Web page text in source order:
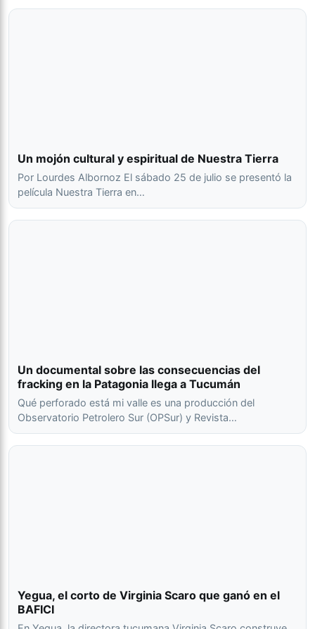
Un mojón cultural y espiritual de Nuestra Tierra
Por Lourdes Albornoz El sábado 25 de julio se presentó la
película Nuestra Tierra en…
Un documental sobre las consecuencias del
fracking en la Patagonia llega a Tucumán
Qué perforado está mi valle es una producción del
Observatorio Petrolero Sur (OPSur) y Revista…
Yegua, el corto de Virginia Scaro que ganó en el
BAFICI